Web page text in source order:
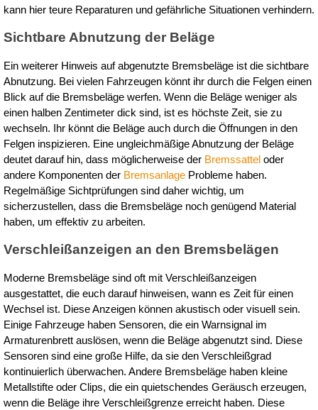
kann hier teure Reparaturen und gefährliche Situationen verhindern.
Sichtbare Abnutzung der Beläge
Ein weiterer Hinweis auf abgenutzte Bremsbeläge ist die sichtbare
Abnutzung. Bei vielen Fahrzeugen könnt ihr durch die Felgen einen
Blick auf die Bremsbeläge werfen. Wenn die Beläge weniger als
einen halben Zentimeter dick sind, ist es höchste Zeit, sie zu
wechseln. Ihr könnt die Beläge auch durch die Öffnungen in den
Felgen inspizieren. Eine ungleichmäßige Abnutzung der Beläge
deutet darauf hin, dass möglicherweise der Bremssattel oder
andere Komponenten der Bremsanlage Probleme haben.
Regelmäßige Sichtprüfungen sind daher wichtig, um
sicherzustellen, dass die Bremsbeläge noch genügend Material
haben, um effektiv zu arbeiten.
Verschleißanzeigen an den Bremsbelägen
Moderne Bremsbeläge sind oft mit Verschleißanzeigen
ausgestattet, die euch darauf hinweisen, wann es Zeit für einen
Wechsel ist. Diese Anzeigen können akustisch oder visuell sein.
Einige Fahrzeuge haben Sensoren, die ein Warnsignal im
Armaturenbrett auslösen, wenn die Beläge abgenutzt sind. Diese
Sensoren sind eine große Hilfe, da sie den Verschleißgrad
kontinuierlich überwachen. Andere Bremsbeläge haben kleine
Metallstifte oder Clips, die ein quietschendes Geräusch erzeugen,
wenn die Beläge ihre Verschleißgrenze erreicht haben. Diese